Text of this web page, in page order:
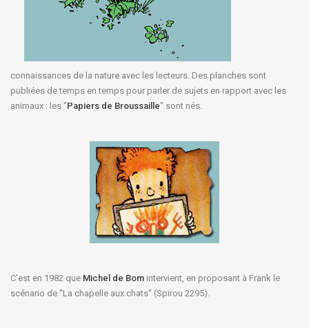
connaissances de la nature avec les lecteurs. Des planches sont
publiées de temps en temps pour parler de sujets en rapport avec les
animaux : les "Papiers de Broussaille" sont nés.
C'est en 1982 que Michel de Bom intervient, en proposant à Frank le
scénario de "La chapelle aux chats" (Spirou 2295).